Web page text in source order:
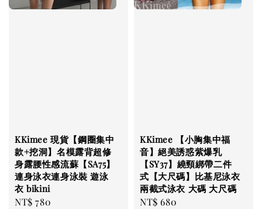
KKimee 現貨【鋼圈集中
款+挖洞】名模露背超修
身露腰性感流蘇【SA75】
連身泳衣連身泳裝 遊泳
衣 bikini
Regular
NT$ 780
KKimee 【小胸集中福
音】絕美誘惑紫爆乳
【SY37】繞頸綁帶二件
式【大尺碼】比基尼泳衣
兩截式泳衣 大碼 大尺碼
Regular
NT$ 680